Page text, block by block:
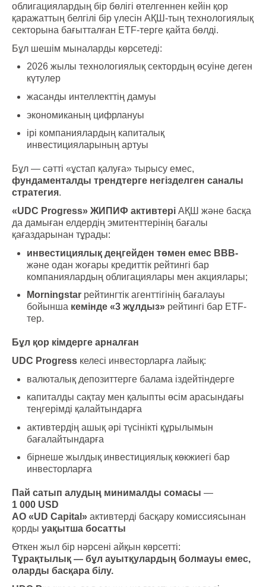
облигациялардың бір бөлігі өтелгеннен кейін қор
қаражаттың белгілі бір үлесін АҚШ-тың технологиялық
секторына бағытталған ETF-терге қайта бөлді.
Бұл шешім мыналарды көрсетеді:
2026 жылы технологиялық сектордың өсуіне деген
күтулер
жасанды интеллекттің дамуы
экономиканың цифрлануы
ірі компаниялардың капиталық
инвестицияларының артуы
Бұл — сәтті «ұстап қалуға» тырысу емес,
фундаменталды трендтерге негізделген саналы
стратегия.
«UDC Progress» ЖИПИФ активтері АҚШ және басқа
да дамыған елдердің эмитенттерінің бағалы
қағаздарынан тұрады:
инвестициялық деңгейден төмен емес BBB-
және одан жоғары кредиттік рейтингі бар
компаниялардың облигациялары мен акциялары;
Morningstar рейтингтік агенттігінің бағалауы
бойынша кемінде «3 жұлдыз» рейтингі бар ETF-
тер.
Бұл қор кімдерге арналған
UDC Progress келесі инвесторларға лайық:
валюталық депозиттерге балама іздейтіндерге
капиталды сақтау мен қалыпты өсім арасындағы
теңгерімді қалайтындарға
активтердің ашық әрі түсінікті құрылымын
бағалайтындарға
бірнеше жылдық инвестициялық көкжиегі бар
инвесторларға
Пай сатып алудың минималды сомасы —
1 000 USD
АО «UD Capital» активтерді басқару комиссиясынан
қорды уақытша босатты
Өткен жыл бір нәрсені айқын көрсетті:
Тұрақтылық — бұл ауытқулардың болмауы емес,
оларды басқара білу.